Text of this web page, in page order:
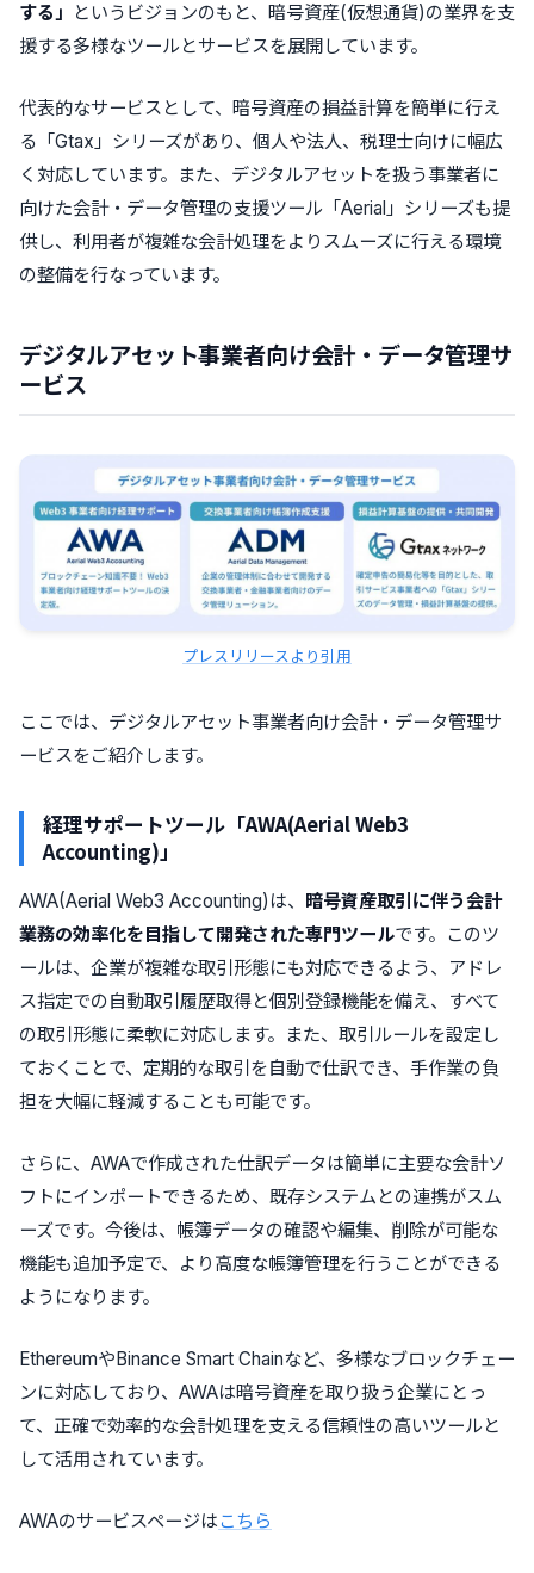
する」
というビジョンのもと、暗号資産(仮想通貨)の業界を支
援する多様なツールとサービスを展開しています。
代表的なサービスとして、暗号資産の損益計算を簡単に行え
る「Gtax」シリーズがあり、個人や法人、税理士向けに幅広
く対応しています。また、デジタルアセットを扱う事業者に
向けた会計・データ管理の支援ツール「Aerial」シリーズも提
供し、利用者が複雑な会計処理をよりスムーズに行える環境
の整備を行なっています。
デジタルアセット事業者向け会計・データ管理サ
ービス
プレスリリースより引用
ここでは、デジタルアセット事業者向け会計・データ管理サ
ービスをご紹介します。
経理サポートツール「AWA(Aerial Web3
Accounting)」
AWA(Aerial Web3 Accounting)は、 暗号資産取引に伴う会計
業務の効率化を目指して開発された専門ツールです。このツ
ールは、企業が複雑な取引形態にも対応できるよう、アドレ
ス指定での自動取引履歴取得と個別登録機能を備え、すべて
の取引形態に柔軟に対応します。また、取引ルールを設定し
ておくことで、定期的な取引を自動で仕訳でき、手作業の負
担を大幅に軽減することも可能です。
さらに、AWAで作成された仕訳データは簡単に主要な会計ソ
フトにインポートできるため、既存システムとの連携がスム
ーズです。今後は、帳簿データの確認や編集、削除が可能な
機能も追加予定で、より高度な帳簿管理を行うことができる
ようになります。
EthereumやBinance Smart Chainなど、多様なブロックチェー
ンに対応しており、AWAは暗号資産を取り扱う企業にとっ
て、正確で効率的な会計処理を支える信頼性の高いツールと
して活用されています。
AWAのサービスページはこちら